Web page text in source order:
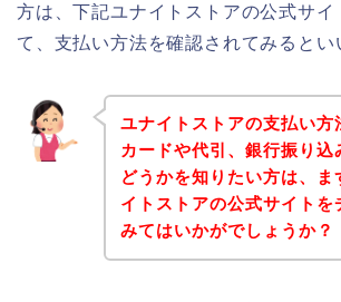
方は、下記ユナイトストアの公式サイ
て、支払い方法を確認されてみるとい
ユナイトストアの支払い方
カードや代引、銀行振り込
どうかを知りたい方は、ま
イトストアの公式サイトを
みてはいかがでしょうか？